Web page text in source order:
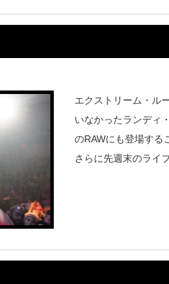
エクストリーム・ル
いなかったランディ
のRAWにも登場する
さらに先週末のライ